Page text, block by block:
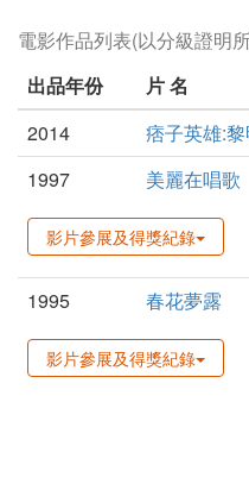
電影作品列表(以分級證明
出品年份
片 名
2014
痞子英雄:
1997
美麗在唱歌
影片參展及得獎紀錄
1995 春花夢露
影片參展及得獎紀錄